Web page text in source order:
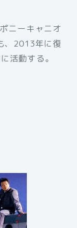
ニーキャニオ
、2013年に復
活動する。